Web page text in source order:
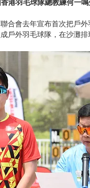
港羽毛球隊總教練何一
合會去年宣布首次把戶
戶外羽毛球隊，在沙灘